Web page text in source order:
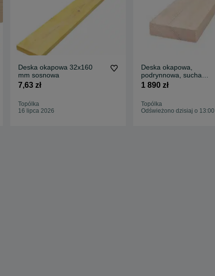
Deska okapowa 32x160
mm sosnowa
7,63 zł
Topólka
16 lipca 2026
Deska okapowa,
podrynnowa, sucha
strugana 40x160x4000
1 890 zł
Topólka
Odświeżono dzisiaj o 13:00